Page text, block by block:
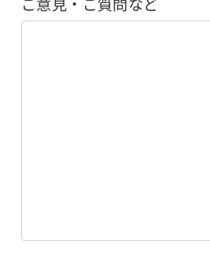
ご意見・ご質問など